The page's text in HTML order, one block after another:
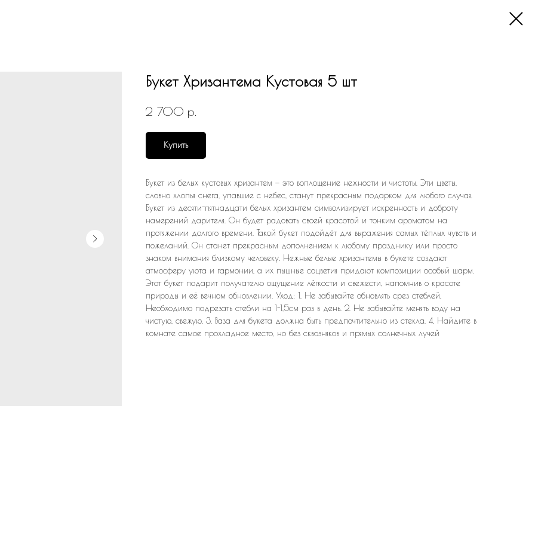
Букет Хризантема Кустовая 5 шт
2 700 р.
Купить
Букет из белых кустовых хризантем — это воплощение нежности и чистоты. Эти цветы,
словно хлопья снега, упавшие с небес, станут прекрасным подарком для любого случая.
Букет из десяти-пятнадцати белых хризантем символизирует искренность и доброту
намерений дарителя. Он будет радовать своей красотой и тонким ароматом на
протяжении долгого времени. Такой букет подойдёт для выражения самых тёплых чувств и
пожеланий. Он станет прекрасным дополнением к любому празднику или просто
знаком внимания близкому человеку. Нежные белые хризантемы в букете создают
атмосферу уюта и гармонии, а их пышные соцветия придают композиции особый шарм.
Этот букет подарит получателю ощущение лёгкости и свежести, напомнив о красоте
природы и её вечном обновлении. Уход: 1. Не забывайте обновлять срез стеблей.
Необходимо подрезать стебли на 1-1,5см раз в день. 2. Не забывайте менять воду на
чистую, свежую. 3. Ваза для букета должна быть предпочтительно из стекла. 4. Найдите в
комнате самое прохладное место, но без сквозняков и прямых солнечных лучей